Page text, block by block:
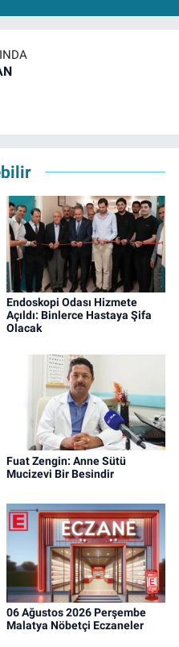
Endoskopi Odası Hizmete
Açıldı: Binlerce Hastaya Şifa
Olacak
Fuat Zengin: Anne Sütü
Mucizevi Bir Besindir
06 Ağustos 2026 Perşembe
Malatya Nöbetçi Eczaneler